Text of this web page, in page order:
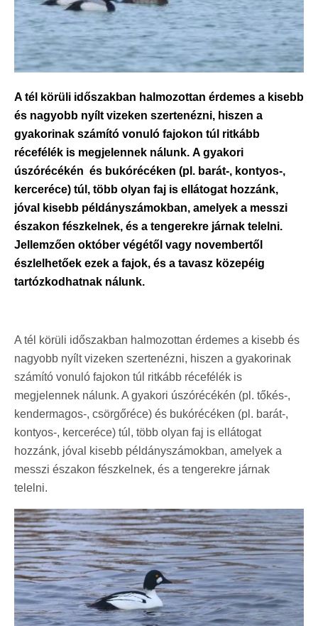
A tél körüli időszakban halmozottan érdemes a kisebb
és nagyobb nyílt vizeken szertenézni, hiszen a
gyakorinak számító vonuló fajokon túl ritkább
récefélék is megjelennek nálunk. A gyakori
úszórécékén és bukórécéken (pl. barát-, kontyos-,
kerceréce) túl, több olyan faj is ellátogat hozzánk,
jóval kisebb példányszámokban, amelyek a messzi
északon fészkelnek, és a tengerekre járnak telelni.
Jellemzően október végétől vagy novembertől
észlelhetőek ezek a fajok, és a tavasz közepéig
tartózkodhatnak nálunk.
A tél körüli időszakban halmozottan érdemes a kisebb és
nagyobb nyílt vizeken szertenézni, hiszen a gyakorinak
számító vonuló fajokon túl ritkább récefélék is
megjelennek nálunk. A gyakori úszórécékén (pl. tőkés-,
kendermagos-, csörgőréce) és bukórécéken (pl. barát-,
kontyos-, kerceréce) túl, több olyan faj is ellátogat
hozzánk, jóval kisebb példányszámokban, amelyek a
messzi északon fészkelnek, és a tengerekre járnak
telelni.